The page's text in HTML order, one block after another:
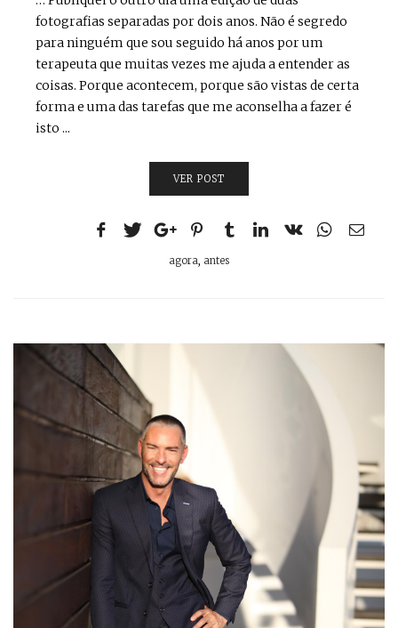
fotografias separadas por dois anos. Não é segredo
para ninguém que sou seguido há anos por um
terapeuta que muitas vezes me ajuda a entender as
coisas. Porque acontecem, porque são vistas de certa
forma e uma das tarefas que me aconselha a fazer é
isto ...
VER POST
agora antes